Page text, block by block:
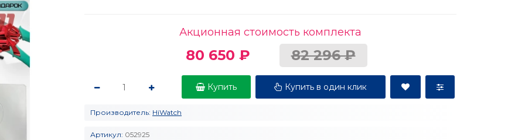
Акционная стоимость комплекта
80 650 ₽ 82 296 ₽
Купить Купить в один клик
Производитель: HiWatch
Артикул: 052925